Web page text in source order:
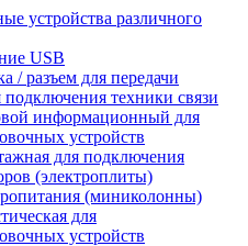
устройства различного
USB
/ разъем для передачи
техники связи
информационный для
устройств
для подключения
(электроплиты)
(миниколонны)
для
устройств